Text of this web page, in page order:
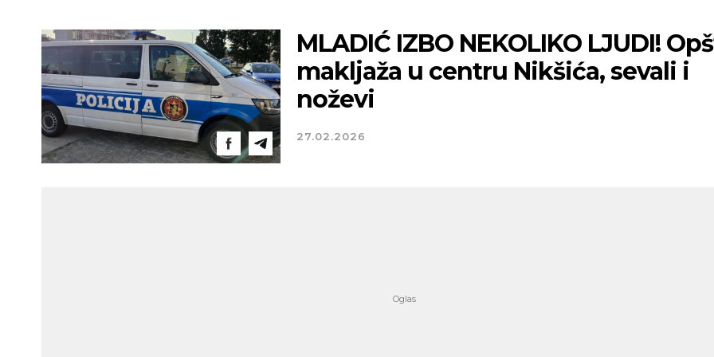
MLADIĆ IZBO NEKOLIKO LJUDI!
makljaža u centru Nikšića, sevali i
noževi
27.02.2026